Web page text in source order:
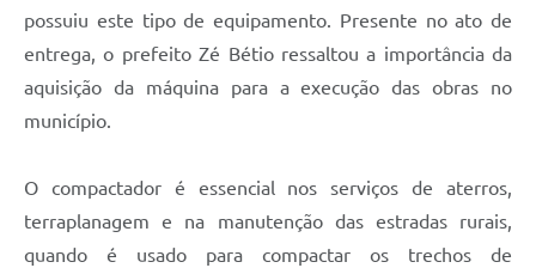
possuiu este tipo de equipamento. Presente no ato de
entrega, o prefeito Zé Bétio ressaltou a importância da
aquisição da máquina para a execução das obras no
município.
O compactador é essencial nos serviços de aterros,
terraplanagem e na manutenção das estradas rurais,
quando é usado para compactar os trechos de